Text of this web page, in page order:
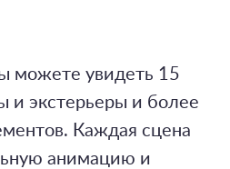
можете увидеть 15
и экстерьеры и более
Каждая сцена
анимацию и